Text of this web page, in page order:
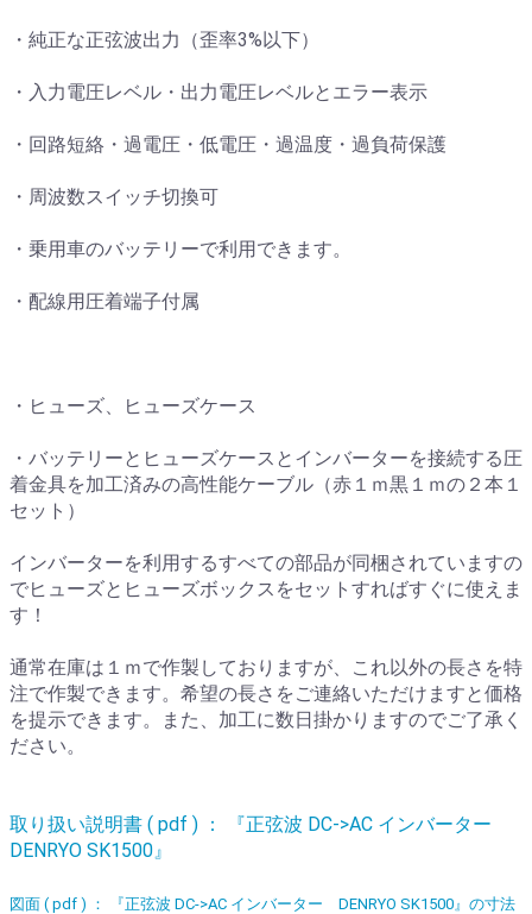
・純正な正弦波出力（歪率3%以下）
・入力電圧レベル・出力電圧レベルとエラー表示
・回路短絡・過電圧・低電圧・過温度・過負荷保護
・周波数スイッチ切換可
・乗用車のバッテリーで利用できます。
・配線用圧着端子付属
・ヒューズ、ヒューズケース
・バッテリーとヒューズケースとインバーターを接続する圧
着金具を加工済みの高性能ケーブル（赤１ｍ黒１ｍの２本１
セット）
インバーターを利用するすべての部品が同梱されていますの
でヒューズとヒューズボックスをセットすればすぐに使えま
す！
通常在庫は１ｍで作製しておりますが、これ以外の長さを特
注で作製できます。希望の長さをご連絡いただけますと価格
を提示できます。また、加工に数日掛かりますのでご了承く
ださい。
取り扱い説明書 ( pdf ) ： 『正弦波 DC->AC インバーター
DENRYO SK1500』
図面 ( pdf ) ： 『正弦波 DC->AC インバーター DENRYO SK1500』の寸法